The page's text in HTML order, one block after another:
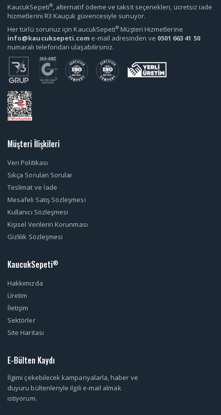
KaucukSepeti®, alternatif ödeme ve taksit seçenekleri, ücretsiz iade
hizmetlerini R3 Kauçuk güvencesiyle sunuyor.
Her türlü sorunuz için KaucukSepeti® Müşteri Hizmetlerine
info@kaucuksepeti.com e-mail adresinden ve 0501 663 41 50
numaralı telefondan ulaşabilirsiniz.
Müşteri İlişkileri
Veri Politikası
Sıkça Sorulan Sorular
Teslimat ve İade
Mesafeli Satış Sözleşmesi
Kullanıcı Sözleşmesi
Kişisel Verilerin Korunması
Gizlilik Sözleşmesi
KaucukSepeti®
Hakkımızda
Üretim
İletişim
Sektörler
Site Haritası
E-Bülten Kaydı
İlgimi çekebilecek kampanyalarla, haber ve
duyuru bültenleriyle ilgili e-mail almak
istiyorum.